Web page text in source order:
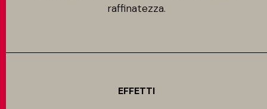
raffinatezza.
EFFETTI